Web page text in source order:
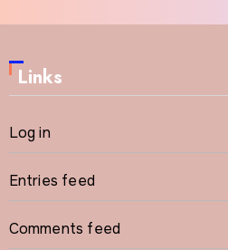
Links
Log in
Entries feed
Comments feed